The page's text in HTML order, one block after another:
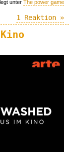
unter The power game
1 Reaktion »